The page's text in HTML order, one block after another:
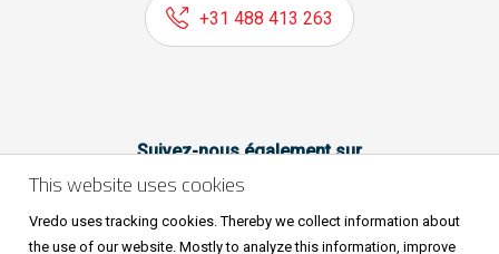
+31 488 413 263
Suivez-nous également sur
This website uses cookies
Vredo uses tracking cookies. Thereby we collect information about
the use of our website. Mostly to analyze this information, improve